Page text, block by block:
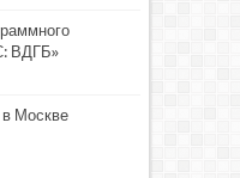
ВДГБ»
в Москве